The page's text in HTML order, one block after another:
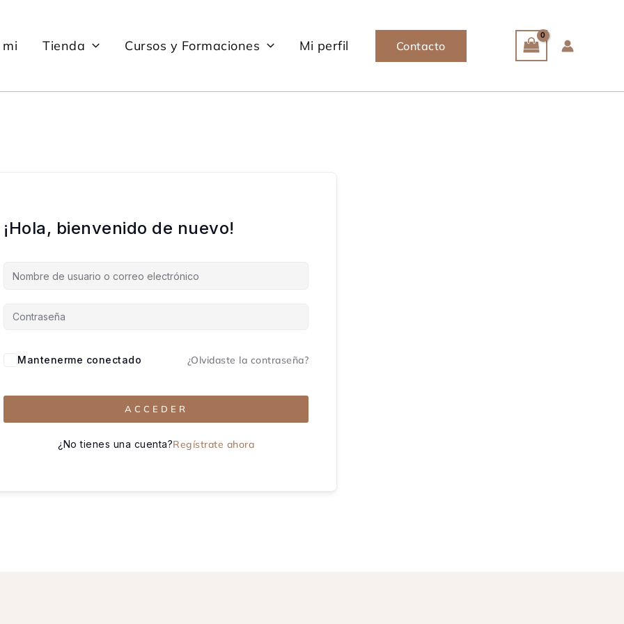
Tienda Cursos y Formaciones Mi perfil Contacto
¡Hola, bienvenido de nuevo!
Mantenerme conectado ¿Olvidaste la contraseña?
ACCEDER
¿No tienes una cuenta?Regístrate ahora